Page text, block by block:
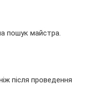
пошук майстра.
після проведення